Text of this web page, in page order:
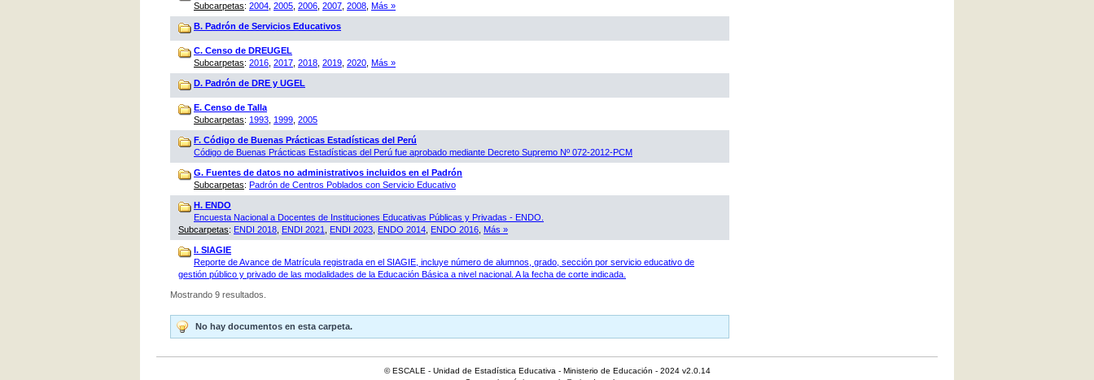
Subcarpetas: 2004 2005 2006 2007 2008 Más »
B. Padrón de Servicios Educativos
C. Censo de DREUGEL
Subcarpetas: 2016 2017 2018 2019 2020 Más »
D. Padrón de DRE y UGEL
E. Censo de Talla
Subcarpetas: 1993 1999 2005
F. Código de Buenas Prácticas Estadísticas del Perú
Código de Buenas Prácticas Estadísticas del Perú fue aprobado mediante Decreto Supremo Nº 072-2012-PCM
G. Fuentes de datos no administrativos incluidos en el Padrón
Subcarpetas: Padrón de Centros Poblados con Servicio Educativo
H. ENDO
Encuesta Nacional a Docentes de Instituciones Educativas Públicas y Privadas - ENDO.
Subcarpetas: ENDI 2018 ENDI 2021 ENDI 2023 ENDO 2014 ENDO 2016 Más »
I. SIAGIE
Reporte de Avance de Matrícula registrada en el SIAGIE, incluye número de alumnos, grado, sección por servicio educativo de
gestión público y privado de las modalidades de la Educación Básica a nivel nacional. A la fecha de corte indicada.
Mostrando 9 resultados.
No hay documentos en esta carpeta.
© ESCALE - Unidad de Estadística Educativa - Ministerio de Educación - 2024 v2.0.14